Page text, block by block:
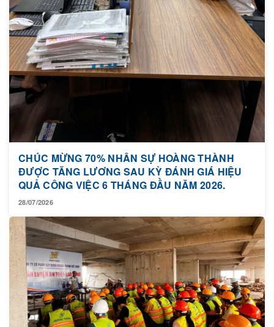
CHÚC MỪNG 70% NHÂN SỰ HOÀNG THÀNH
ĐƯỢC TĂNG LƯƠNG SAU KỲ ĐÁNH GIÁ HIỆU
QUẢ CÔNG VIỆC 6 THÁNG ĐẦU NĂM 2026.
28/07/2026